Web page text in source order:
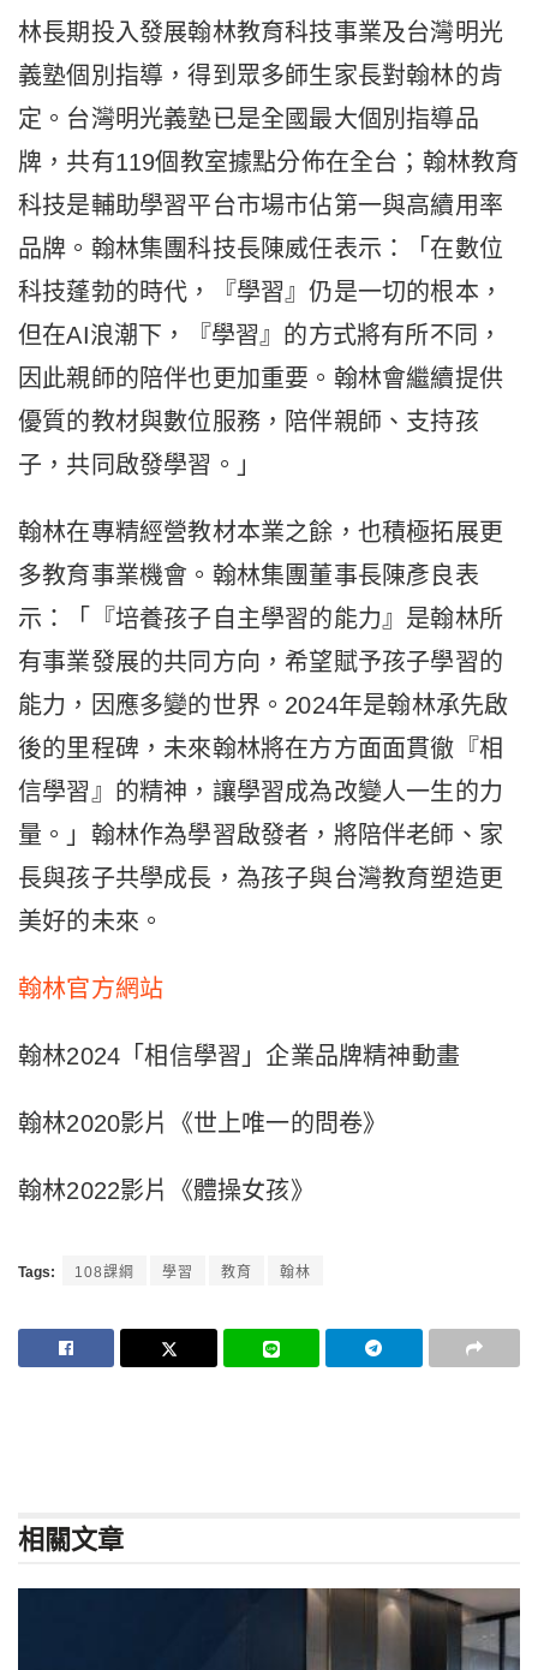
林長期投入發展翰林教育科技事業及台灣明光
義塾個別指導，得到眾多師生家長對翰林的肯
定。台灣明光義塾已是全國最大個別指導品
牌，共有119個教室據點分佈在全台；翰林教育
科技是輔助學習平台市場市佔第一與高續用率
品牌。翰林集團科技長陳威任表示：「在數位
科技蓬勃的時代，『學習』仍是一切的根本，
但在AI浪潮下，『學習』的方式將有所不同，
因此親師的陪伴也更加重要。翰林會繼續提供
優質的教材與數位服務，陪伴親師、支持孩
子，共同啟發學習。」
翰林在專精經營教材本業之餘，也積極拓展更
多教育事業機會。翰林集團董事長陳彥良表
示：「『培養孩子自主學習的能力』是翰林所
有事業發展的共同方向，希望賦予孩子學習的
能力，因應多變的世界。2024年是翰林承先啟
後的里程碑，未來翰林將在方方面面貫徹『相
信學習』的精神，讓學習成為改變人一生的力
量。」翰林作為學習啟發者，將陪伴老師、家
長與孩子共學成長，為孩子與台灣教育塑造更
美好的未來。
翰林官方網站
翰林2024「相信學習」企業品牌精神動畫
翰林2020影片《世上唯一的問卷》
翰林2022影片《體操女孩》
Tags: 108課綱 學習 教育 翰林
相關文章